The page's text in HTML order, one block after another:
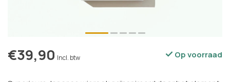
€39,90 Incl. btw Op voorraad